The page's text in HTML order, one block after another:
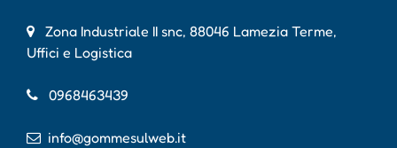
Zona Industriale II snc, 88046 Lamezia Terme,
Uffici e Logistica
0968463439
info@gommesulweb.it